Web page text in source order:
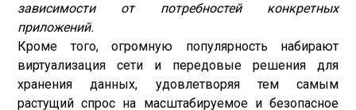
зависимости от потребностей конкретных
приложений.
Кроме того, огромную популярность набирают
виртуализация сети и передовые решения для
хранения данных, удовлетворяя тем самым
растущий спрос на масштабируемое и безопасное